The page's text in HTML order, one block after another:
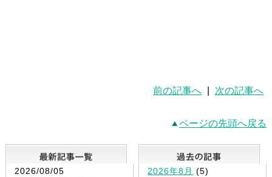
前の記事へ 次の記事へ
ページの先頭へ戻る
最新記事一覧
2026/08/05
2026年8月 (5)